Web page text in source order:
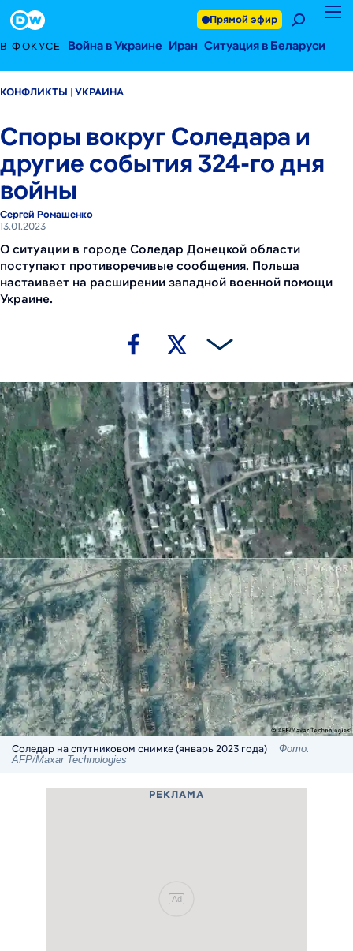
В ФОКУСЕ Война в Украине Иран Ситуация в Беларуси
Прямой эфир
КОНФЛИКТЫ УКРАИНА
Споры вокруг Соледара и
другие события 324-го дня
войны
Сергей Ромашенко
13.01.2023
О ситуации в городе Соледар Донецкой области
поступают противоречивые сообщения. Польша
настаивает на расширении западной военной помощи
Украине.
Соледар на спутниковом снимке (январь 2023 года)
Фото:
AFP/Maxar Technologies
РЕКЛАМА
Ad
Footer